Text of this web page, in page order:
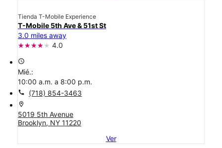
Tienda T-Mobile Experience
T-Mobile 5th Ave & 51st St
3.0 miles away
4.0
access_time
Mié.:
10:00 a.m. a 8:00 p.m.
call (718) 854-3463
location_on
5019 5th Avenue
Brooklyn, NY 11220
Ver